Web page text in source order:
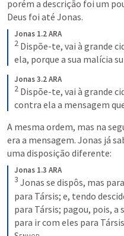
porém a descrição foi um
Deus foi até Jonas.
Jonas 1.2 ARA
2 Dispõe-te, vai à grande
ela, porque a sua malícia
Jonas 3.2 ARA
2 Dispõe-te, vai à grande
contra ela a mensagem
A mesma ordem, mas na
era a mensagem. Jonas já
uma disposição diferente:
Jonas 1.3 ARA
3 Jonas se dispôs, mas
para Társis; e, tendo
para Társis; pagou, pois, a